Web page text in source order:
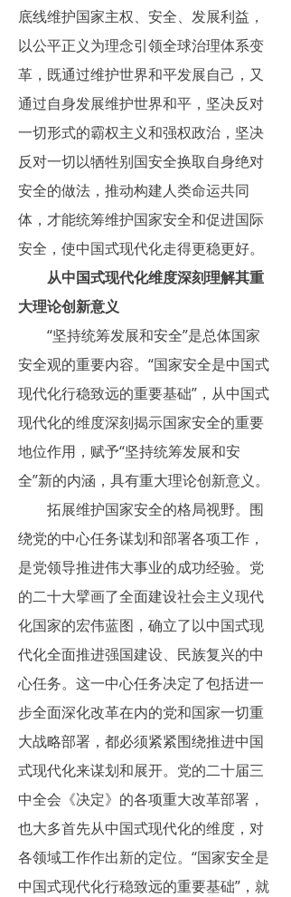
底线维护国家主权、安全、发展利益，
以公平正义为理念引领全球治理体系变
革，既通过维护世界和平发展自己，又
通过自身发展维护世界和平，坚决反对
一切形式的霸权主义和强权政治，坚决
反对一切以牺牲别国安全换取自身绝对
安全的做法，推动构建人类命运共同
体，才能统筹维护国家安全和促进国际
安全，使中国式现代化走得更稳更好。
从中国式现代化维度深刻理解其重
大理论创新意义
“坚持统筹发展和安全”是总体国家
安全观的重要内容。“国家安全是中国式
现代化行稳致远的重要基础”，从中国式
现代化的维度深刻揭示国家安全的重要
地位作用，赋予“坚持统筹发展和安
全”新的内涵，具有重大理论创新意义。
拓展维护国家安全的格局视野。围
绕党的中心任务谋划和部署各项工作，
是党领导推进伟大事业的成功经验。党
的二十大擘画了全面建设社会主义现代
化国家的宏伟蓝图，确立了以中国式现
代化全面推进强国建设、民族复兴的中
心任务。这一中心任务决定了包括进一
步全面深化改革在内的党和国家一切重
大战略部署，都必须紧紧围绕推进中国
式现代化来谋划和展开。党的二十届三
中全会《决定》的各项重大改革部署，
也大多首先从中国式现代化的维度，对
各领域工作作出新的定位。“国家安全是
中国式现代化行稳致远的重要基础”，就